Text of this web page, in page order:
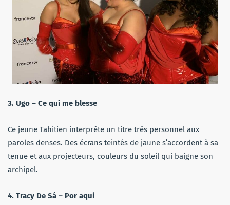
3. Ugo – Ce qui me blesse
Ce jeune Tahitien interprète un titre très personnel aux
paroles denses. Des écrans teintés de jaune s’accordent à sa
tenue et aux projecteurs, couleurs du soleil qui baigne son
archipel.
4. Tracy De Sá – Por aqui